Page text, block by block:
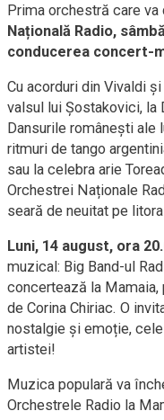
Prima orchestră care
Națională Radio,
conducerea concert-
Cu acorduri din Vivaldi
valsul lui Șostakovici, la
Dansurile românești ale
ritmuri de tango
sau la celebra arie
Orchestrei Naționale
seară de neuitat pe
Luni, 14 august, ora
muzical: Big Band-ul
concertează la
de Corina Chiriac. O
nostalgie și emoție,
artistei!
Muzica populară va
Orchestrele Radio la